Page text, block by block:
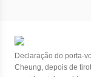
Declaração do porta-
Cheung, depois de